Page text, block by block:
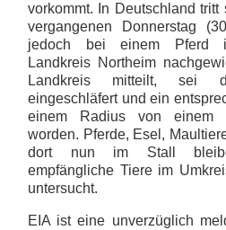
vorkommt. In Deutschland
vergangenen Donnerstag
jedoch bei einem Pferd
Landkreis Northeim
Landkreis mitteilt, sei
eingeschläfert und ein
einem Radius von einem
worden. Pferde, Esel,
dort nun im Stall
empfängliche Tiere im
untersucht.
EIA ist eine unverzüglich